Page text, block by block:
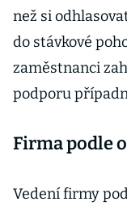
než si
do stávkové
zaměstnanci
podporu
Firma podle
Vedení firmy